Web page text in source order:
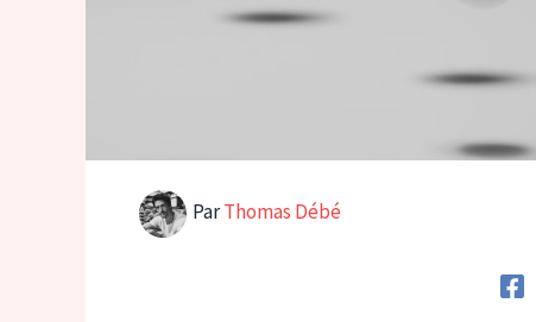
ParThomas Débé